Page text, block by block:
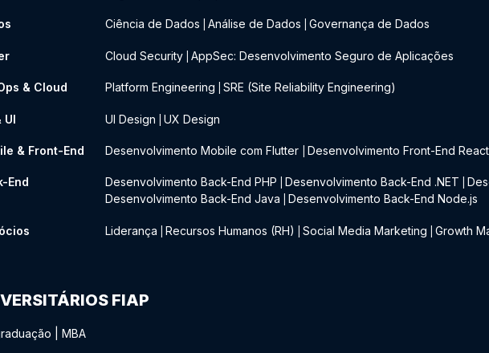
Ciência de Dados Análise de Dados Governança de Dados
Cloud Security AppSec: Desenvolvimento Seguro de Aplicações
& Cloud Platform Engineering SRE (Site Reliability Engineering)
UI UI Design UX Design
& Front-End Desenvolvimento Mobile com Flutter Desenvolvimento Front-End React
End Desenvolvimento Back-End PHP Desenvolvimento Back-End .NET
Desenvolvimento Back-End Java
Desenvolvimento Back-End Node.js
Liderança Recursos Humanos (RH) Social Media Marketing Growth
FIAP
MBA